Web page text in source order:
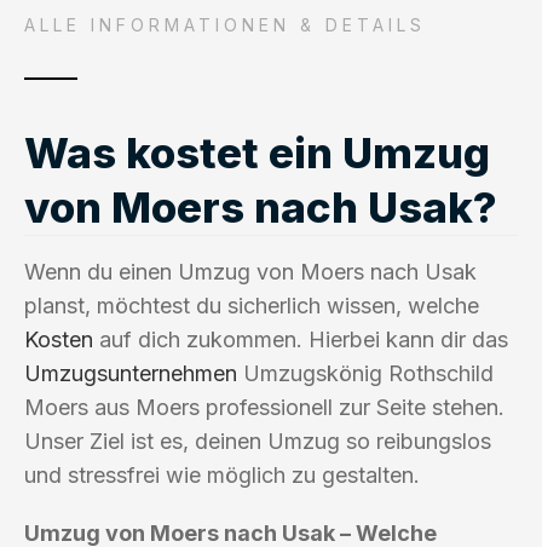
ALLE INFORMATIONEN & DETAILS
Was kostet ein Umzug
von Moers nach Usak?
Wenn du einen Umzug von Moers nach Usak
planst, möchtest du sicherlich wissen, welche
Kosten auf dich zukommen. Hierbei kann dir das
Umzugsunternehmen Umzugskönig Rothschild
Moers aus Moers professionell zur Seite stehen.
Unser Ziel ist es, deinen Umzug so reibungslos
und stressfrei wie möglich zu gestalten.
Umzug von Moers nach Usak – Welche